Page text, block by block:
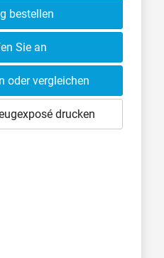
bestellen
Sie an
oder vergleichen
drucken